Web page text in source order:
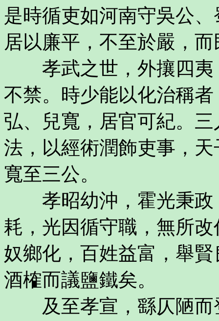
是時循吏如河南守吳公
居以廉平，不至於嚴，
孝武之世，外攘四夷
不禁。時少能以化治稱
弘、兒寬，居官可紀。
法，以經術潤飾吏事，
寬至三公。
孝昭幼沖，霍光秉政
耗，光因循守職，無所
奴鄉化，百姓益富，舉
酒榷而議鹽鐵矣。
及至孝宣，繇仄陋而